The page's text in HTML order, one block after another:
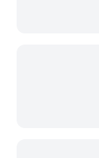
Découvrez
Pourquoi
Meilleurs